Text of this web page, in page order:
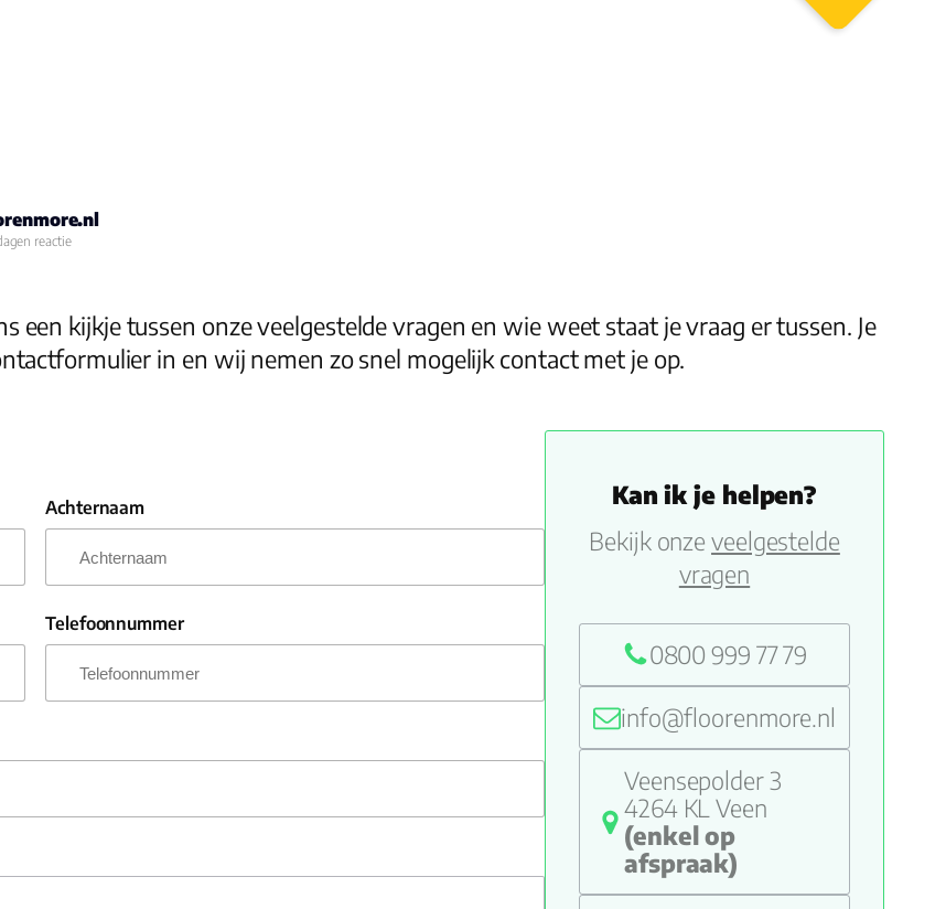
reactie
een kijkje tussen onzeveelgestelde vragen en wie weet staat je vraag er tussen. Je
in en wij nemen zo snel mogelijk contact met je op.
Achternaam
Telefoonnummer
Kan ik je helpen?
Bekijk onzeveelgestelde
vragen
0800 999 77 79
info@floorenmore.nl
Veensepolder 3
4264 KL Veen
(enkel op
afspraak)